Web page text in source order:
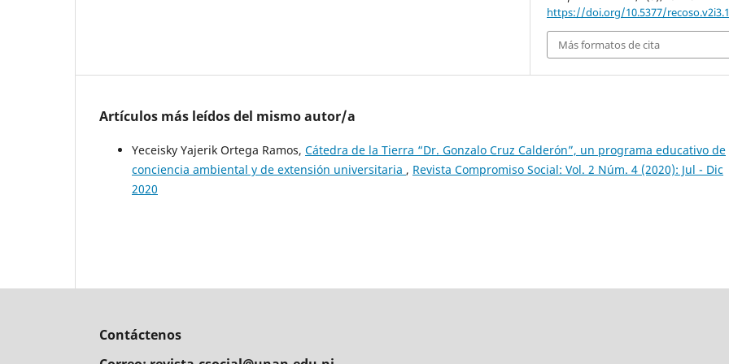
https://doi.org/10.5377/
Más formatos de cita
Artículos más leídos del mismo autor/a
Yeceisky Yajerik Ortega Ramos, Cátedra de la Tierra “Dr. Gonzalo Cruz Calderón”, un programa educativo de
conciencia ambiental y de extensión universitaria , Revista Compromiso Social: Vol. 2 Núm. 4 (2020): Jul - Dic
2020
Contáctenos